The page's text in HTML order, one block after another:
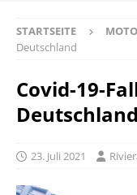
STARTSEITE
Deutschland
Covid-19-
Deutschland
23. Juli 2021